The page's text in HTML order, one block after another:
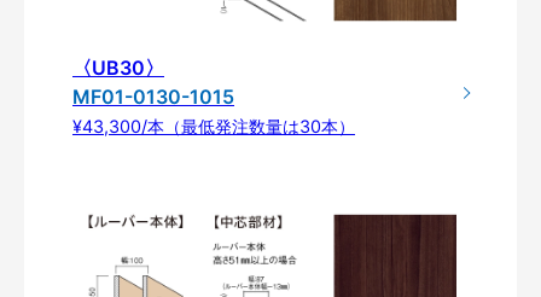
〈UB30〉
MF01-0130-1015
¥43,300/本（最低発注数量は30本）